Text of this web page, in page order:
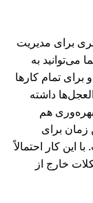
برای مدیریت
می‌توانید به
برای تمام کارها
داشته
هم
زمان برای
این کار احتمالاً
خارج از